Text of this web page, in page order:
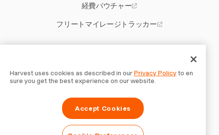
経費バウチャー
フリートマイレージトラッカー
自営業者用タイムカード計算機
ブラジル向け請求書ソフト
プロジェクト管理アプリ Mac
Harvest uses cookies as described in ourPrivacy Policyto en
sure you get the best experience on our website.
Accept Cookies